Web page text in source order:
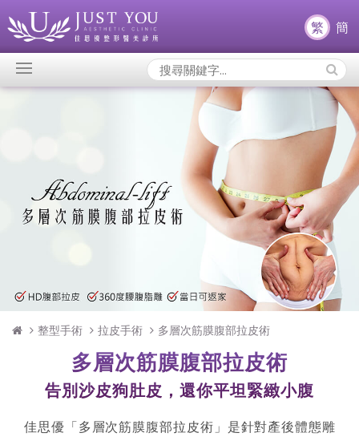
繁 簡
Search
Icons:
整型手術 拉皮手術 多層次筋膜腹部拉皮術
多層次筋膜腹部拉皮術
告別沙皮狗肚皮，還你平坦緊緻小腹
佳思優「多層次筋膜腹部拉皮術」是針對產後體態雕